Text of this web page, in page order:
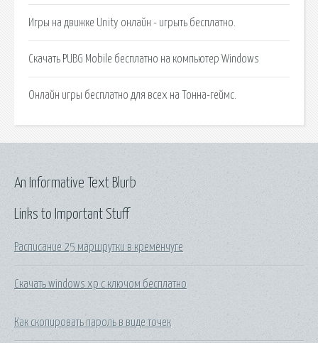
Игры на движке Unity онлайн - игрыть бесплатно.
Скачать PUBG Mobile бесплатно на компьютер Windows
Онлайн игры бесплатно для всех на Тонна-геймс.
Links to Important Stuff
Расписание 25 маршрутки в кременчуге
Скачать windows xp c ключом бесплатно
Как скопировать пароль в виде точек
An Informative Text Blurb